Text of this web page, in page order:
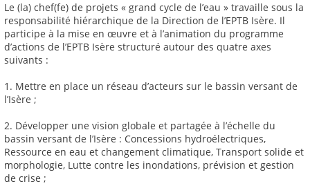
Le (la) chef(fe) de projets « grand cycle de l’eau » travaille sous la
responsabilité hiérarchique de la Direction de l’EPTB Isère. Il
participe à la mise en œuvre et à l’animation du programme
d’actions de l’EPTB Isère structuré autour des quatre axes
suivants :
1. Mettre en place un réseau d’acteurs sur le bassin versant de
l’Isère ;
2. Développer une vision globale et partagée à l’échelle du
bassin versant de l’Isère : Concessions hydroélectriques,
Ressource en eau et changement climatique, Transport solide et
morphologie, Lutte contre les inondations, prévision et gestion
de crise ;